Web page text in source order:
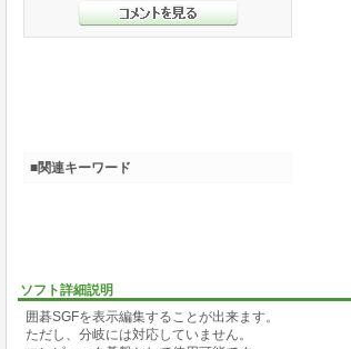
ソフト詳細説明
囲碁SGFを表示編集することが出来ます。
ただし、分岐には対応していません。
■関連キーワード